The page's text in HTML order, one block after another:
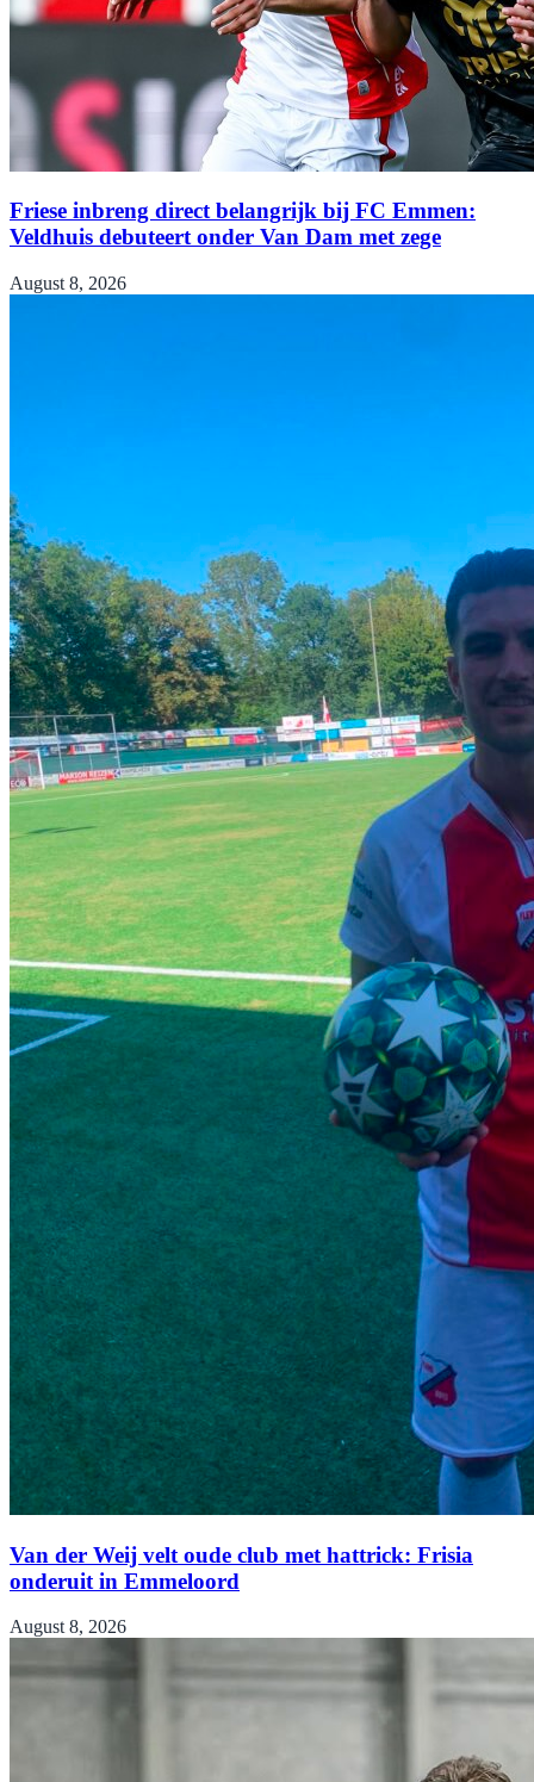
Friese inbreng direct belangrijk bij FC Emmen:
Veldhuis debuteert onder Van Dam met zege
August 8, 2026
Van der Weij velt oude club met hattrick: Frisia
onderuit in Emmeloord
August 8, 2026